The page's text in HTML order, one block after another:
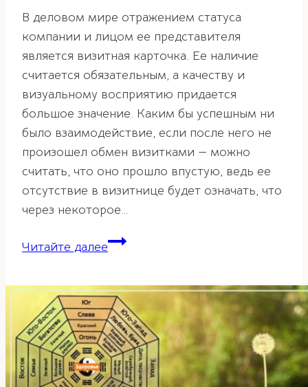
В деловом мире отражением статуса
компании и лицом ее представителя
является визитная карточка. Ее наличие
считается обязательным, а качеству и
визуальному восприятию придается
большое значение. Каким бы успешным ни
было взаимодействие, если после него не
произошел обмен визитками — можно
считать, что оно прошло впустую, ведь ее
отсутствие в визитнице будет означать, что
через некоторое…
Читайте далееКак
визитку
по
фен
шуй.
Часть